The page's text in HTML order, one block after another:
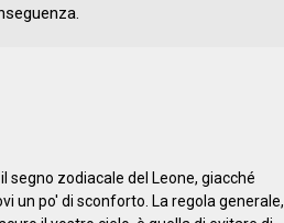
zodiacale del Leone, giacché
un po' di sconforto. La regola generale,